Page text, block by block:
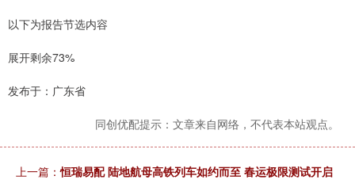
以下为报告节选内容
展开剩余73%
发布于：广东省
同创优配提示：文章来自网络，不代表本站观点。
上一篇：恒瑞易配 陆地航母高铁列车如约而至 春运极限测试开启